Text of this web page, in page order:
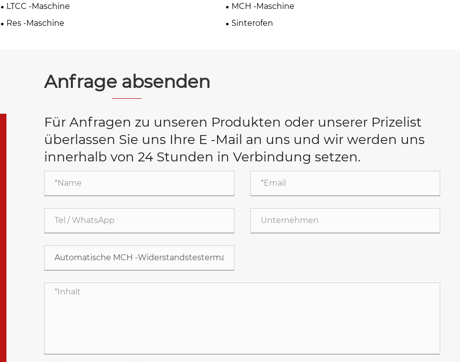
LTCC -Maschine
MCH -Maschine
Res -Maschine
Sinterofen
Anfrage absenden
Für Anfragen zu unseren Produkten oder unserer Prizelist
überlassen Sie uns Ihre E -Mail an uns und wir werden uns
innerhalb von 24 Stunden in Verbindung setzen.